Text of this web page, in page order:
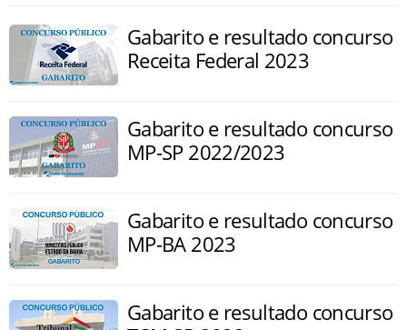
Gabarito e resultado concurso
Receita Federal 2023
Gabarito e resultado concurso
MP-SP 2022/2023
Gabarito e resultado concurso
MP-BA 2023
Gabarito e resultado concurso